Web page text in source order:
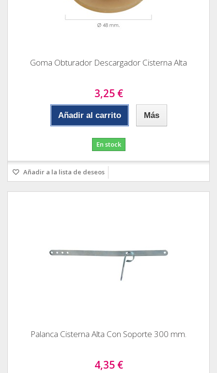
Goma Obturador Descargador Cisterna Alta
3,25 €
Añadir al carrito Más
En stock
Añadir a la lista de deseos
Palanca Cisterna Alta Con Soporte 300 mm.
4,35 €